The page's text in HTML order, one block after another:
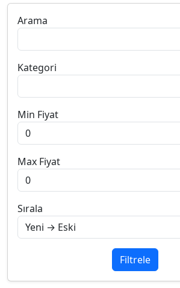
Arama
Kategori
Min Fiyat
Max Fiyat
Sırala
Filtrele